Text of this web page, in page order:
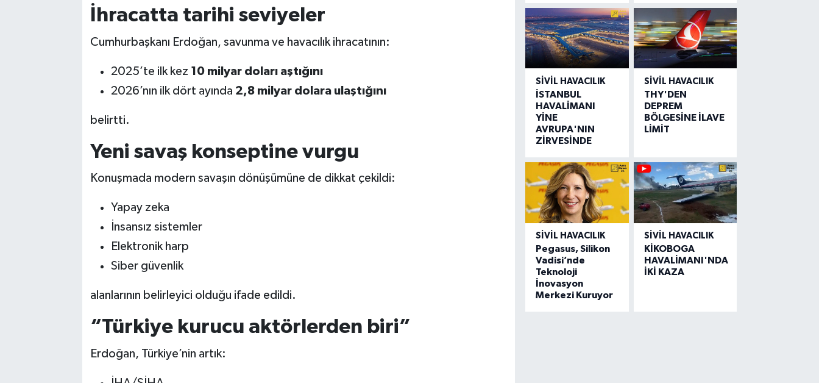
İhracatta tarihi seviyeler
Cumhurbaşkanı Erdoğan, savunma ve havacılık ihracatının:
2025’te ilk kez 10 milyar doları aştığını
2026’nın ilk dört ayında 2,8 milyar dolara ulaştığını
belirtti.
Yeni savaş konseptine vurgu
Konuşmada modern savaşın dönüşümüne de dikkat çekildi:
Yapay zeka
İnsansız sistemler
Elektronik harp
Siber güvenlik
alanlarının belirleyici olduğu ifade edildi.
“Türkiye kurucu aktörlerden biri”
Erdoğan, Türkiye’nin artık:
SIVIL HAVACILIK
İSTANBUL
HAVALİMANI
YİNE
AVRUPA'NIN
ZİRVESİNDE
SIVIL HAVACILIK
THY'DEN
DEPREM
BÖLGESİNE İLAVE
LİMİT
SIVIL HAVACILIK
Pegasus, Silikon
Vadisi’nde
Teknoloji
İnovasyon
Merkezi Kuruyor
SIVIL HAVACILIK
KİKOBOGA
HAVALİMANI'NDA
İKİ KAZA